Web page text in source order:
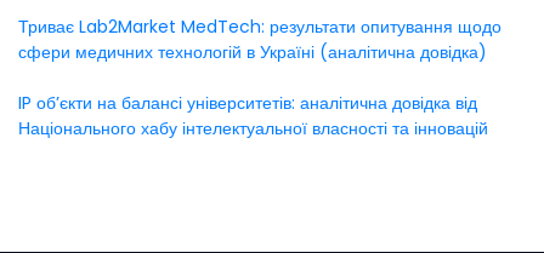
Триває Lab2Market MedTech: результати опитування щодо
сфери медичних технологій в Україні (аналітична довідка)
IP об’єкти на балансі університетів: аналітична довідка від
Національного хабу інтелектуальної власності та інновацій